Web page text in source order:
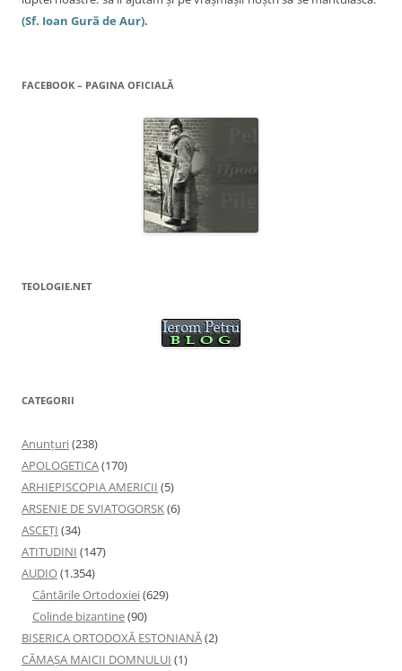
(Sf. Ioan Gură de Aur).
FACEBOOK – PAGINA OFICIALĂ
TEOLOGIE.NET
CATEGORII
Anunţuri(238)
APOLOGETICA(170)
ARHIEPISCOPIA AMERICII (5)
ARSENIE DE SVIATOGORSK(6)
ASCEȚI (34)
ATITUDINI (147)
AUDIO(1.354)
Cântările Ortodoxiei(629)
Colinde bizantine(90)
BISERICA ORTODOXĂ ESTONIANĂ(2)
CĂMAȘA MAICII DOMNULUI (1)